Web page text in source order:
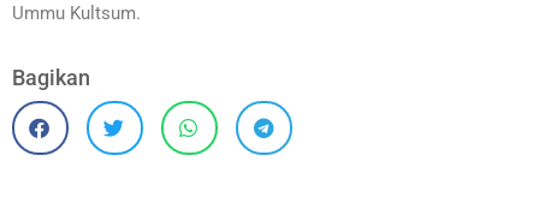
Ummu Kultsum.
Bagikan